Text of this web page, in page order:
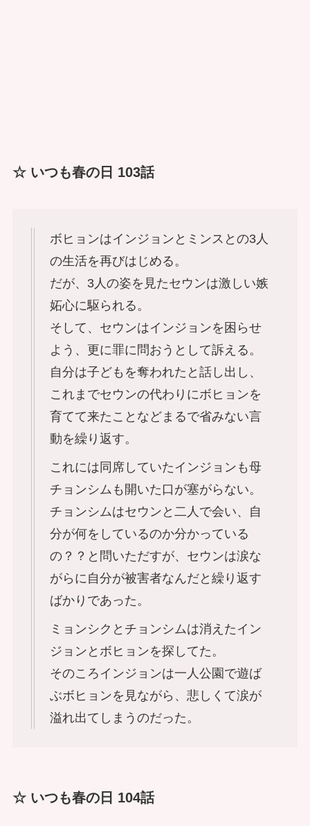
☆ いつも春の日 103話
ボヒョンはインジョンとミンスとの3人
の生活を再びはじめる。
だが、3人の姿を見たセウンは激しい嫉
妬心に駆られる。
そして、セウンはインジョンを困らせ
よう、更に罪に問おうとして訴える。
自分は子どもを奪われたと話し出し、
これまでセウンの代わりにボヒョンを
育てて来たことなどまるで省みない言
動を繰り返す。
これには同席していたインジョンも母
チョンシムも開いた口が塞がらない。
チョンシムはセウンと二人で会い、自
分が何をしているのか分かっている
の？？と問いただすが、セウンは涙な
がらに自分が被害者なんだと繰り返す
ばかりであった。
ミョンシクとチョンシムは消えたイン
ジョンとボヒョンを探してた。
そのころインジョンは一人公園で遊ば
ぶボヒョンを見ながら、悲しくて涙が
溢れ出てしまうのだった。
☆ いつも春の日 104話